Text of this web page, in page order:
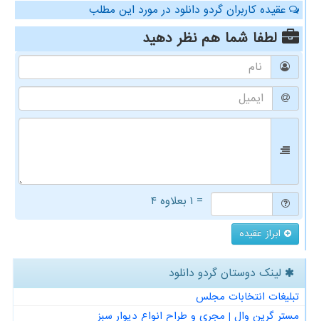
عقیده کاربران گردو دانلود در مورد این مطلب
لطفا شما همنظر دهید
= ۱ بعلاوه ۴
ابراز عقیده
لینک دوستان گردو دانلود
تبلیغات انتخابات مجلس
مستر گرین وال | مجری و طراح انواع دیوار سبز